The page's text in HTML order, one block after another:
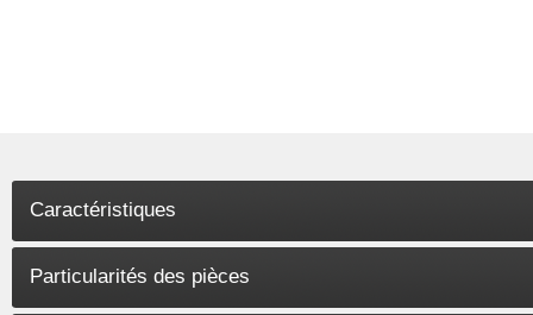
Caractéristiques
Particularités des pièces